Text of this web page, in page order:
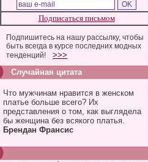
Подписаться письмом
Подпишитесь на нашу рассылку, чтобы
быть всегда в курсе последних модных
тенденций!
>>>
Случайная цитата
Что мужчинам нравится в женском
платье больше всего? Их
представления о том, как выглядела
бы женщина без всякого платья.
Брендан Франсис